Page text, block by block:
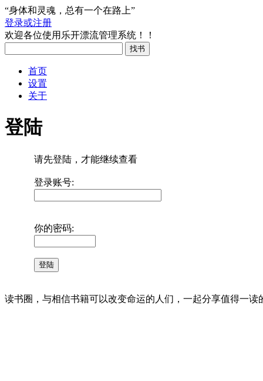
“身体和灵魂，总有一个在路上”
登录或注册
欢迎各位使用乐开漂流管理系统！！
首页
设置
关于
登陆
请先登陆，才能继续查看
登录账号:
你的密码:
读书圈，与相信书籍可以改变命运的人们，一起分享值得一读